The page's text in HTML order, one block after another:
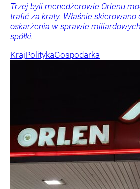
Trzej byli menedżerowie Orlenu
trafić za kraty. Właśnie skierowano
oskarżenia w sprawie
spółki.
KrajPolitykaGospodarka